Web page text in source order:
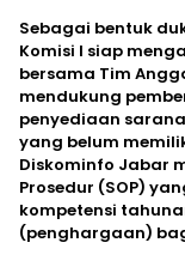
​Sebagai bentuk
Komisi I siap
bersama Tim
mendukung
penyediaan
yang belum
Diskominfo Jabar
Prosedur (SOP)
kompetensi
(penghargaan)